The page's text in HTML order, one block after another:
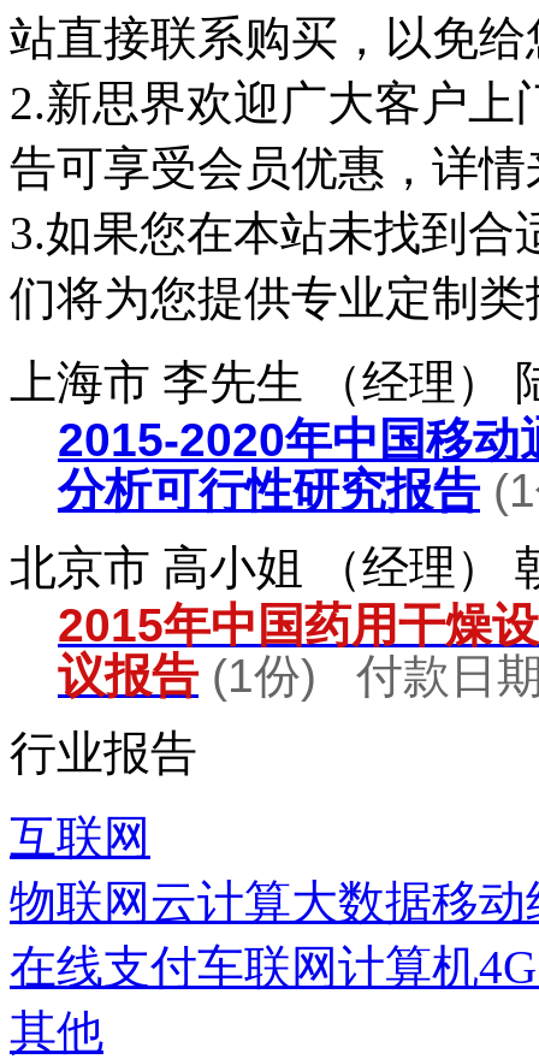
站直接联系购买，以免
2.新思界欢迎广大客户
告可享受会员优惠，详
3.如果您在本站未找到
们将为您提供专业定制类
上海市 李先生 （经理）
2015-2020年中国移
分析可行性研究报告(1
北京市 高小姐 （经理）
2015年中国药用干燥
议报告 (1份) 付款日
行业报告
互联网
物联网 云计算大数据移动
在线支付车联网计算机
其他